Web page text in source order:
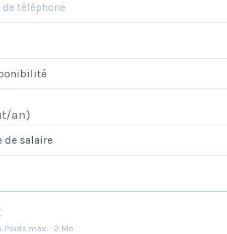
an)
.JPG. Poids max. : 2 Mo.